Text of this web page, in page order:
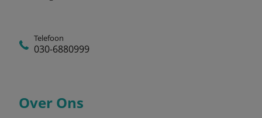
Telefoon
030-6880999
Over Ons